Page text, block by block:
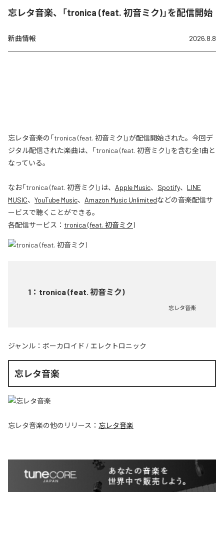
忘レタ音楽、「tronica (feat. 初音ミク)」を配信開始
新曲情報 2026.8.8
忘レタ音楽の「tronica (feat. 初音ミク)」が配信開始された。今回デ
ジタル配信された楽曲は、「tronica (feat. 初音ミク)」を含む全1曲と
なっている。
なお「tronica (feat. 初音ミク)」は、 Apple Music、 Spotify、 LINE
MUSIC、 YouTube Music、 Amazon Music Unlimitedなどの音楽配信サ
ービスで聴くことができる。
各配信サービス： tronica (feat. 初音ミク)
1 ： tronica (feat. 初音ミク)
忘レタ音楽
ジャンル： ボーカロイド / エレクトロニック
忘レタ音楽
忘レタ音楽の他のリリース： 忘レタ音楽